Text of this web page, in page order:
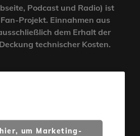
Podcast und Radio) ist
Projekt. Einnahmen aus
dem Erhalt der
technischer Kosten.
um Marketing-